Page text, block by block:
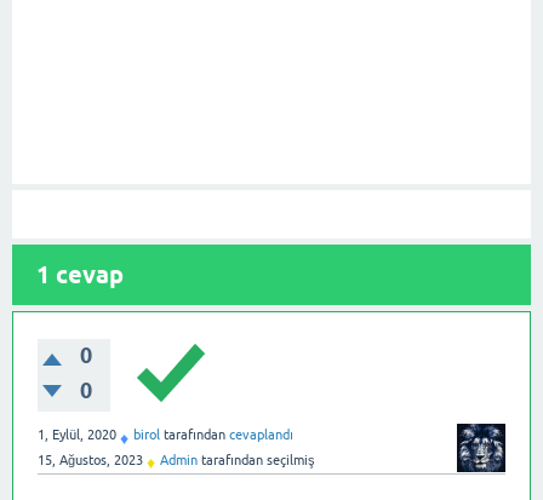
1 cevap
0
0
1, Eylül, 2020 ♦ birol tarafından cevaplandı
15, Ağustos, 2023 ♦ Admin tarafından seçilmiş